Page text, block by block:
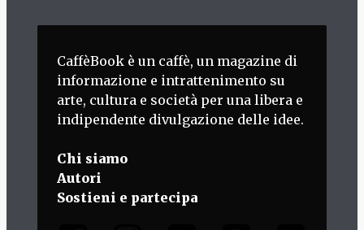
CaffèBook è un caffè, un magazine di
informazione e intrattenimento su
arte, cultura e società per una libera e
indipendente divulgazione delle idee.
Chi siamo
Autori
Sostieni e partecipa